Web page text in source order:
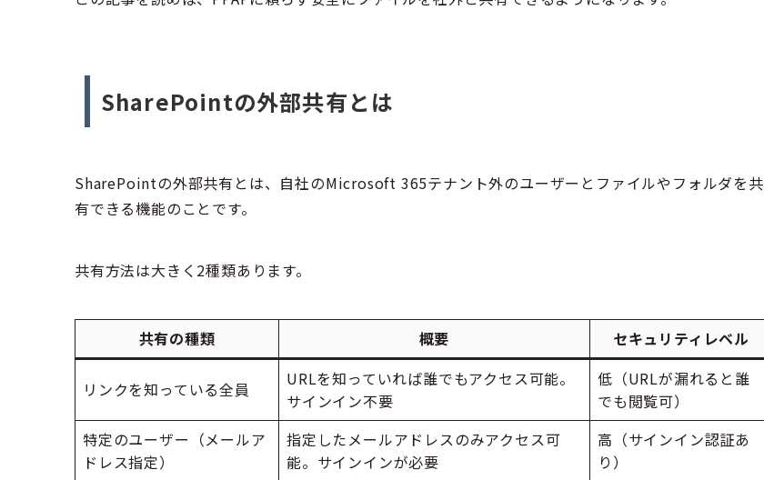
SharePointの外部共有とは
SharePointの外部共有とは、自社のMicrosoft 365テナント外のユーザーとファイルやフォルダを共
有できる機能のことです。
共有方法は大きく2種類あります。
共有の種類 概要 セキュリティレベル
リンクを知っている全員
URLを知っていれば誰でもアクセス可能。
サインイン不要
低（URLが漏れると誰
でも閲覧可）
特定のユーザー（メールア
ドレス指定）
指定したメールアドレスのみアクセス可
能。サインインが必要
高（サインイン認証あ
り）